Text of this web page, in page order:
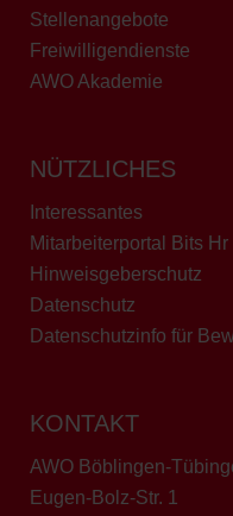
Stellenangebote
Freiwilligendienste
AWO Akademie
NÜTZLICHES
Interessantes
Mitarbeiterportal Bits Hr
Hinweisgeberschutz
Datenschutz
Datenschutzinfo für
KONTAKT
AWO Böblingen-
Eugen-Bolz-Str. 1